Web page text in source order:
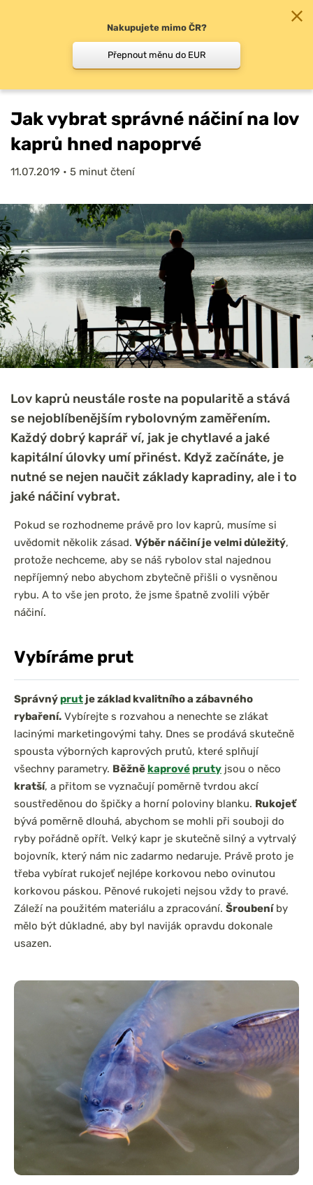
Jak začít Jak vybrat správné…
Jak vybrat správné náčiní na lov
kaprů hned napoprvé
11.07.2019 • 5 minut čtení
Lov kaprů neustále roste na popularitě a stává
se nejoblíbenějším rybolovným zaměřením.
Každý dobrý kaprář ví, jak je chytlavé a jaké
kapitální úlovky umí přinést. Když začínáte, je
nutné se nejen naučit základy kapradiny, ale i to
jaké náčiní vybrat.
Pokud se rozhodneme právě pro lov kaprů, musíme si
uvědomit několik zásad. Výběr náčiní je velmi důležitý,
protože nechceme, aby se náš rybolov stal najednou
nepříjemný nebo abychom zbytečně přišli o vysněnou
rybu. A to vše jen proto, že jsme špatně zvolili výběr
náčiní.
Vybíráme prut
Správnýprut je základ kvalitního a zábavného
rybaření. Vybírejte s rozvahou a nenechte se zlákat
lacinými marketingovými tahy. Dnes se prodává skutečně
spousta výborných kaprových prutů, které splňují
všechny parametry. Běžněkaprovépruty jsou o něco
kratší, a přitom se vyznačují poměrně tvrdou akcí
soustředěnou do špičky a horní poloviny blanku. Rukojeť
bývá poměrně dlouhá, abychom se mohli při souboji do
ryby pořádně opřít. Velký kapr je skutečně silný a vytrvalý
bojovník, který nám nic zadarmo nedaruje. Právě proto je
třeba vybírat rukojeť nejlépe korkovou nebo ovinutou
korkovou páskou. Pěnové rukojeti nejsou vždy to pravé.
Záleží na použitém materiálu a zpracování. Šroubeníby
mělo být důkladné, aby byl naviják opravdu dokonale
usazen.
Nakupujete mimo ČR?
Přepnout měnu do EUR